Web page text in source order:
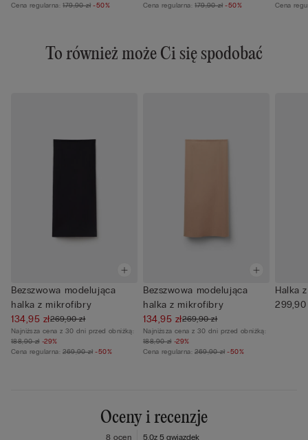
Cena regularna:179,90 zł -50%
Cena regularna:179,90 zł -50%
Cena
To również może Ci się spodobać
Bezszwowa modelująca
halka z mikrofibry
134,95 zł269,90 zł
Najniższa cena z 30 dni przed obniżką:
188,90 zł -29%
Cena regularna:269,90 zł -50%
Bezszwowa modelująca
halka z mikrofibry
134,95 zł269,90 zł
Najniższa cena z 30 dni przed obniżką:
188,90 zł -29%
Cena regularna:269,90 zł -50%
Halka
299,90
Oceny i recenzje
5,0z 5 gwiazdek
8 ocen